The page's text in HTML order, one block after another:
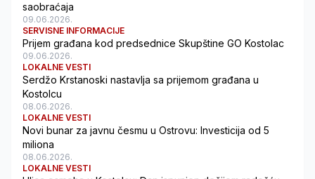
saobraćaja
09.06.2026.
SERVISNE INFORMACIJE
Prijem građana kod predsednice Skupštine GO Kostolac
09.06.2026.
LOKALNE VESTI
Serdžo Krstanoski nastavlja sa prijemom građana u
Kostolcu
08.06.2026.
LOKALNE VESTI
Novi bunar za javnu česmu u Ostrovu: Investicija od 5
miliona
08.06.2026.
LOKALNE VESTI